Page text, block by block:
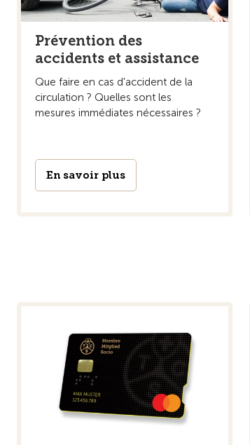
Prévention des
accidents et assistance
Que faire en cas d'accident de la
circulation ? Quelles sont les
mesures immédiates nécessaires ?
En savoir plus